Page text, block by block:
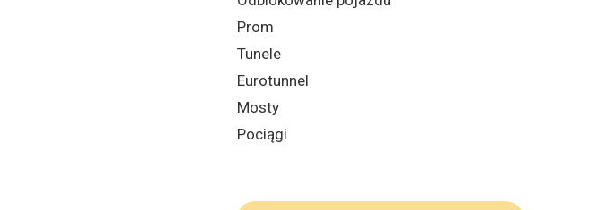
Prom
Tunele
Eurotunnel
Mosty
Pociągi